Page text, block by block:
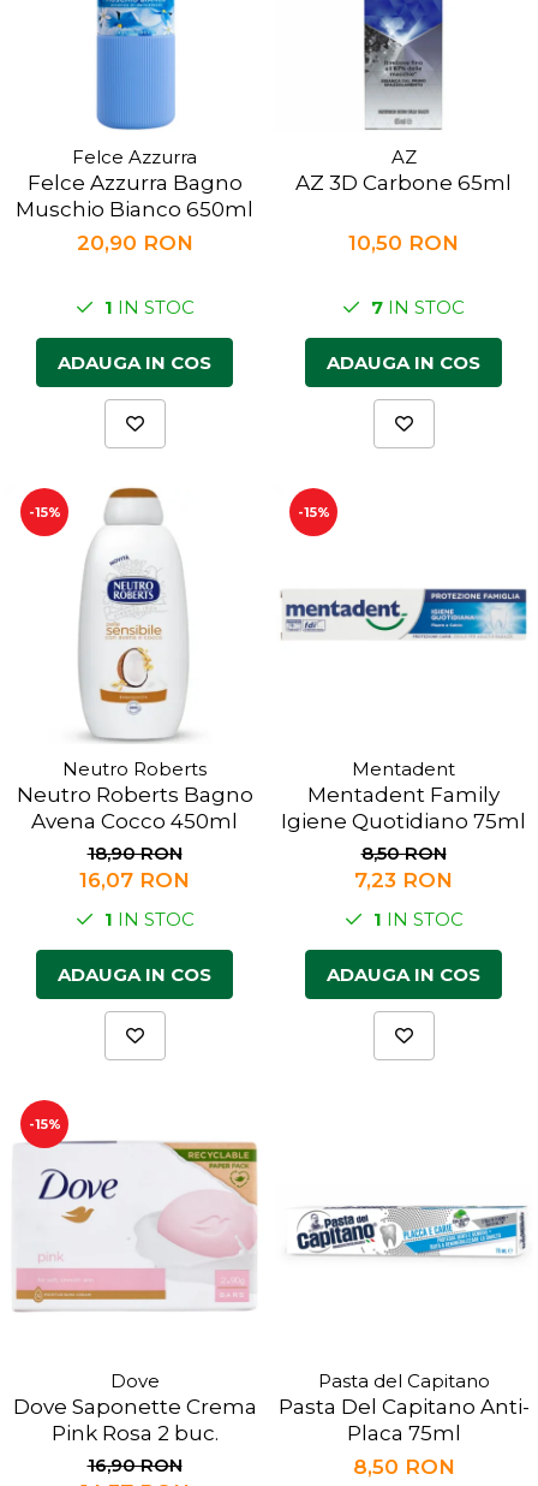
Felce Azzurra
Felce Azzurra Bagno
Muschio Bianco 650ml
20,90 RON
1 IN STOC
ADAUGA IN COS
AZ
AZ 3D Carbone 65ml
10,50 RON
7 IN STOC
ADAUGA IN COS
-15%
Neutro Roberts
Neutro Roberts Bagno
Avena Cocco 450ml
18,90 RON
16,07 RON
1 IN STOC
ADAUGA IN COS
-15%
Mentadent
Mentadent Family
Igiene Quotidiano 75ml
8,50 RON
7,23 RON
1 IN STOC
ADAUGA IN COS
-15%
Dove
Dove Saponette Crema
Pink Rosa 2 buc.
16,90 RON
Pasta del Capitano
Pasta Del Capitano Anti-
Placa 75ml
8,50 RON